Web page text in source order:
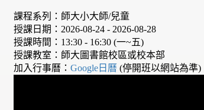
課程系列：師大小大師/兒童
授課日期：2026-08-24 - 2026-08-28
授課時間：13:30 - 16:30 (一~五)
授課教室：師大圖書館校區或校本部
加入行事曆：Google日曆(停開班以網站為準)